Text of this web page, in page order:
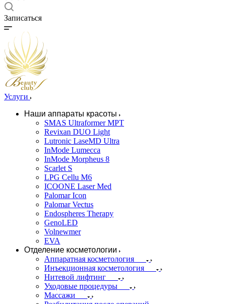
Записаться
Услуги
Наши аппараты красоты
SMAS Ultraformer MPT
Revixan DUO Light
Lutronic LaseMD Ultra
InMode Lumecca
InMode Morpheus 8
Scarlet S
LPG Cellu M6
ICOONE Laser Med
Palomar Icon
Palomar Vectus
Endospheres Therapy
GenoLED
Volnewmer
EVA
Отделение косметологии
Аппаратная косметология
Инъекционная косметология
Нитевой лифтинг
Уходовые процедуры
Массажи